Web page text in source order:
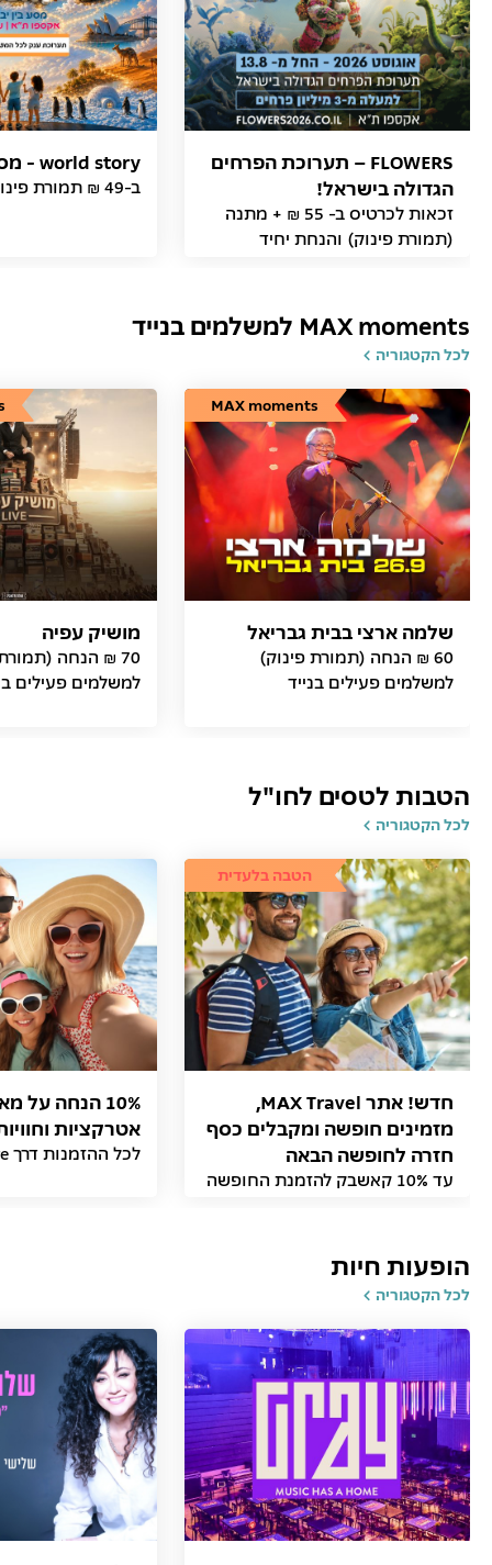
FLOWERS – תערוכת הפרחים
הגדולה בישראל!
זכאות לכרטיס ב- 55 ₪ + מתנה
(תמורת פינוק) והנחת יחיד
world story - מסע בין יבשות
ב-49 ₪ תמורת פינוק
MAX moments למשלמים בנייד
לכל הקטגוריה
שלמה ארצי בבית גבריאל
60 ₪ הנחה (תמורת פינוק)
למשלמים פעילים בנייד
MAX moments
מושיק עפיה
70 ₪ הנחה
למשלמים פעילים
הטבות לטסים לחו"ל
לכל הקטגוריה
חדש! אתר MAX Travel,
מזמינים חופשה ומקבלים כסף
חזרה לחופשה הבאה
עד 10% קאשבק להזמנת החופשה
הטבה בלעדית
10% הנחה על
אטרקציות
לכל ההזמנות דרך MAX Adventure
הופעות חיות
לכל הקטגוריה